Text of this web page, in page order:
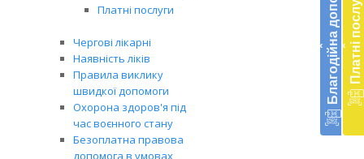
Платні послуги
Чергові лікарні
Наявність ліків
Правила виклику
швидкої допомоги
Охорона здоров'я під
час воєнного стану
Безоплатна правова
допомога в умовах
‹ Благодійна допомога ‹ Платні послуги